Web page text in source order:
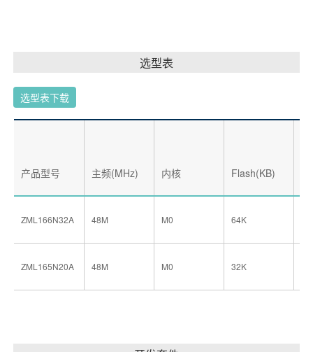
选型表
选型表下载
产品型号 主频(MHz) 内核 Flash(KB)
ZML166N32A 48M M0 64K
ZML165N20A 48M M0 32K